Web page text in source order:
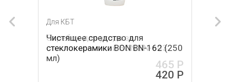
Для КБТ
Чистящее средство для
стеклокерамики BON BN-162 (250
мл)
420 Р
Для КБТ
Скребок для ухода за
стеклокерамикой BON BN-603
465 Р